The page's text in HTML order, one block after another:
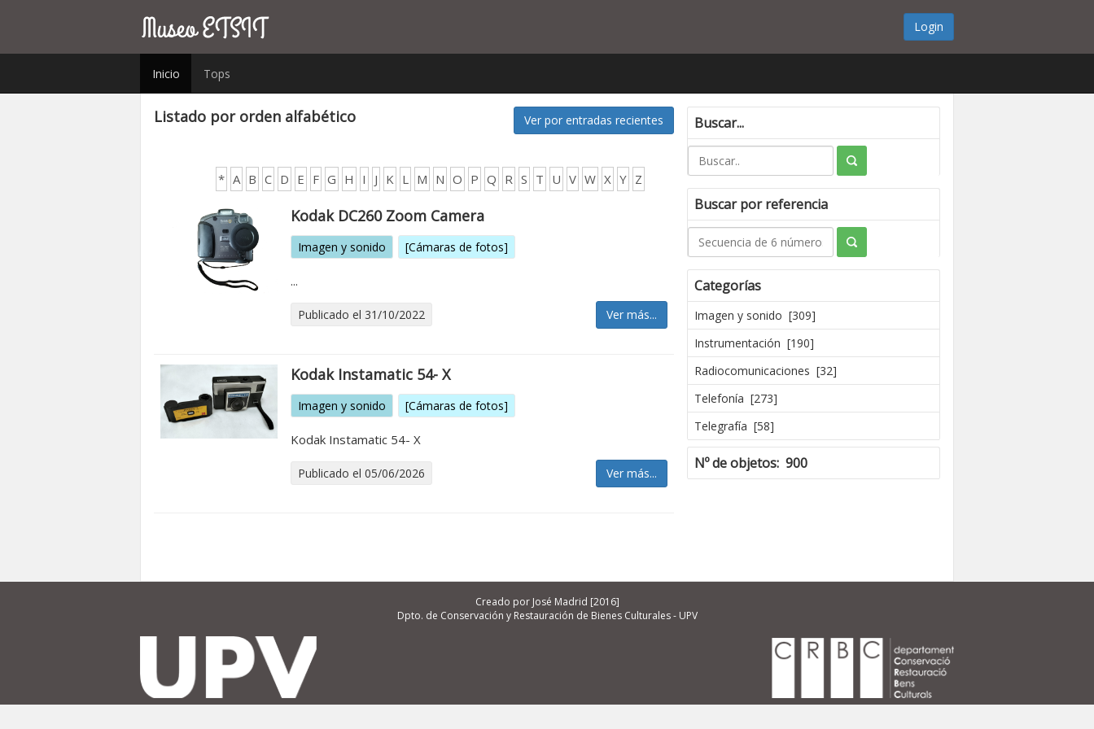
Login
Inicio Tops
Listado por orden alfabético Ver por entradas recientes
* A B C D E F G H I J K L M N O P Q R S T U V W X Y Z
Kodak DC260 Zoom Camera
Imagen y sonido [Cámaras de fotos]
...
Publicado el 31/10/2022 Ver más...
Kodak Instamatic 54- X
Imagen y sonido [Cámaras de fotos]
Kodak Instamatic 54- X
Publicado el 05/06/2026 Ver más...
Buscar...
Buscar por referencia
Categorías
Imagen y sonido [309]
Instrumentación [190]
Radiocomunicaciones [32]
Telefonía [273]
Telegrafía [58]
Nº de objetos: 900
Creado por José Madrid [2016]
Dpto. de Conservación y Restauración de Bienes Culturales - UPV